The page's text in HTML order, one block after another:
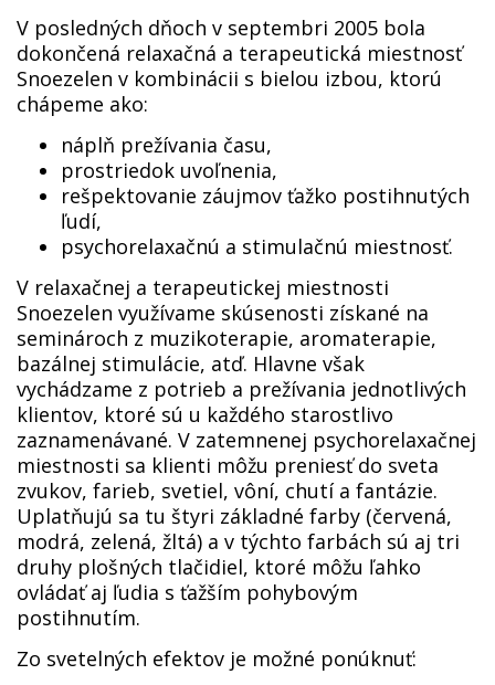
V posledných dňoch v septembri 2005 bola
dokončená relaxačná a terapeutická miestnosť
Snoezelen v kombinácii s bielou izbou, ktorú
chápeme ako:
náplň prežívania času,
prostriedok uvoľnenia,
rešpektovanie záujmov ťažko postihnutých
ľudí,
psychorelaxačnú a stimulačnú miestnosť.
V relaxačnej a terapeutickej miestnosti
Snoezelen využívame skúsenosti získané na
seminároch z muzikoterapie, aromaterapie,
bazálnej stimulácie, atď. Hlavne však
vychádzame z potrieb a prežívania jednotlivých
klientov, ktoré sú u každého starostlivo
zaznamenávané. V zatemnenej psychorelaxačnej
miestnosti sa klienti môžu preniesť do sveta
zvukov, farieb, svetiel, vôní, chutí a fantázie.
Uplatňujú sa tu štyri základné farby (červená,
modrá, zelená, žltá) a v týchto farbách sú aj tri
druhy plošných tlačidiel, ktoré môžu ľahko
ovládať aj ľudia s ťažším pohybovým
postihnutím.
Zo svetelných efektov je možné ponúknuť: